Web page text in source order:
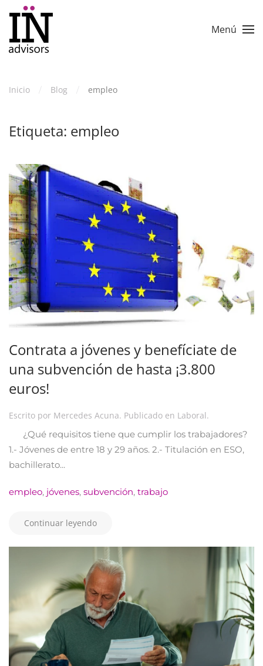
Skip to main content Menú
Inicio Blog empleo
Etiqueta: empleo
Contrata a jóvenes y benefíciate de
una subvención de hasta ¡3.800
euros!
Escrito por Mercedes Acuna. Publicado en Laboral.
¿Qué requisitos tiene que cumplir los trabajadores?
1.- Jóvenes de entre 18 y 29 años. 2.- Titulación en ESO,
bachillerato...
empleo, jóvenes, subvención, trabajo
Continuar leyendo